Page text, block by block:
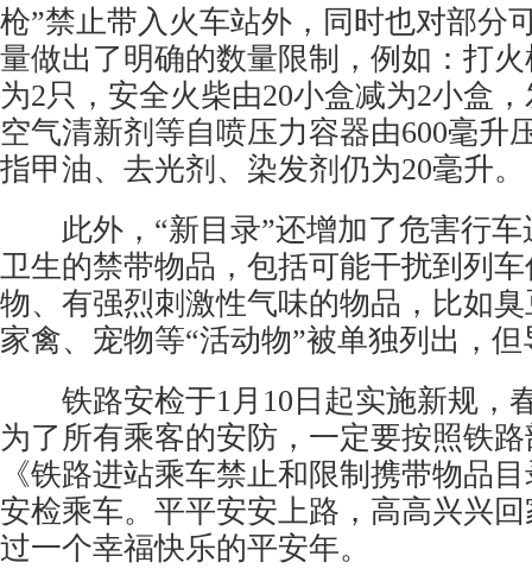
枪”禁止带入火车站外，同时也对部分
量做出了明确的数量限制，例如：打
为2只，安全火柴由20小盒减为2小盒
空气清新剂等自喷压力容器由600毫升
指甲油、去光剂、染发剂仍为20毫升。
此外，“新目录”还增加了危害行车
卫生的禁带物品，包括可能干扰到列
物、有强烈刺激性气味的物品，比如
家禽、宠物等“活动物”被单独列出，
铁路安检于1月10日起实施新规，
为了所有乘客的安防，一定要按照铁
《铁路进站乘车禁止和限制携带物品
安检乘车。平平安安上路，高高兴兴
过一个幸福快乐的平安年。